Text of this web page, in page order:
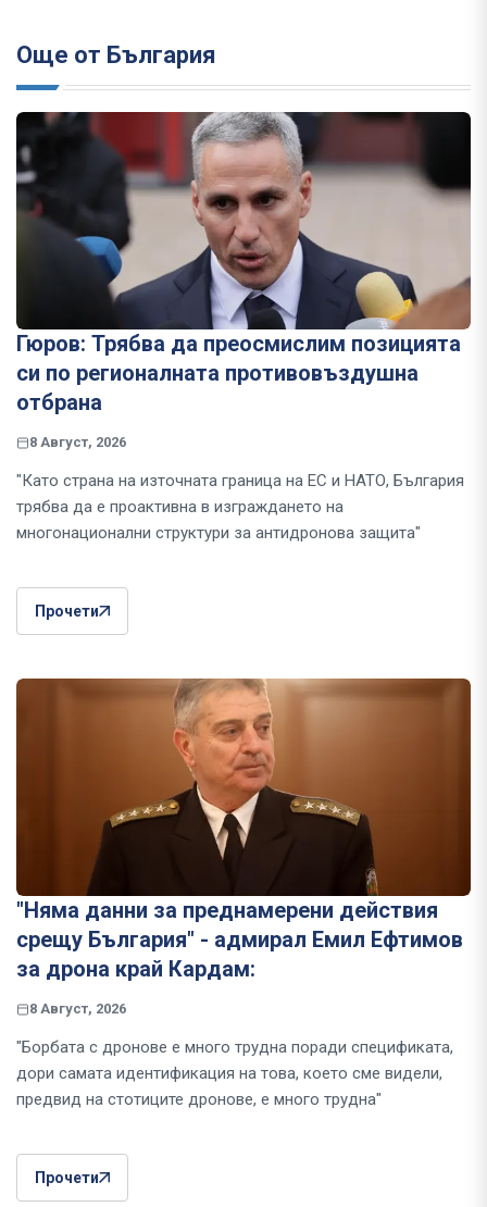
Още от България
Гюров: Трябва да преосмислим позицията
си по регионалната противовъздушна
отбрана
8 Август, 2026
"Като страна на източната граница на ЕС и НАТО, България
трябва да е проактивна в изграждането на
многонационални структури за антидронова защита"
Прочети
"Няма данни за преднамерени действия
срещу България" - адмирал Емил Ефтимов
за дрона край Кардам:
8 Август, 2026
"Борбата с дронове е много трудна поради спецификата,
дори самата идентификация на това, което сме видели,
предвид на стотиците дронове, е много трудна"
Прочети